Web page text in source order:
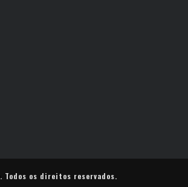
. Todos os direitos reservados.